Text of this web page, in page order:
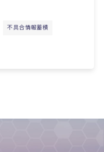
不具合情報蓄積